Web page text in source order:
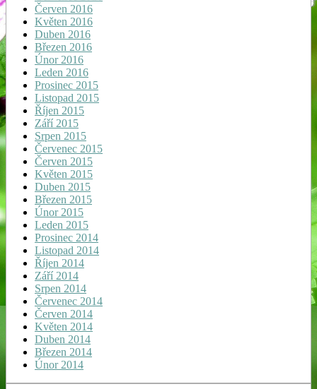
Červen 2016
Květen 2016
Duben 2016
Březen 2016
Únor 2016
Leden 2016
Prosinec 2015
Listopad 2015
Říjen 2015
Září 2015
Srpen 2015
Červenec 2015
Červen 2015
Květen 2015
Duben 2015
Březen 2015
Únor 2015
Leden 2015
Prosinec 2014
Listopad 2014
Říjen 2014
Září 2014
Srpen 2014
Červenec 2014
Červen 2014
Květen 2014
Duben 2014
Březen 2014
Únor 2014